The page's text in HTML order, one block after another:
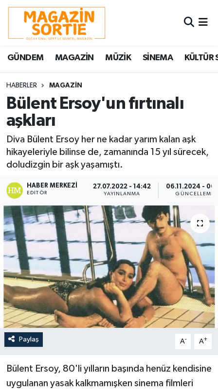
GÜNDEM MAGAZİN MÜZİK SİNEMA KÜLTÜR
HABERLER MAGAZİN
Bülent Ersoy'un fırtınalı
aşkları
Diva Bülent Ersoy her ne kadar yarım kalan aşk
hikayeleriyle bilinse de, zamanında 15 yıl sürecek,
doludizgin bir aşk yaşamıştı.
HABER MERKEZI
EDITÖR
27.07.2022 - 14:42
YAYINLANMA
06.11.2024 -
GÜNCELLEME
Paylaş A- A+
Bülent Ersoy, 80'li yılların başında henüz kendisine
uygulanan yasak kalkmamışken sinema filmleri
Nöbetçi Eczaneler
Hava Durumu
Trafik Durumu
Süper Lig Puan Durumu ve Fikstür
Tüm Manşetler
Son Dakika Haberleri
Haber Arşivi